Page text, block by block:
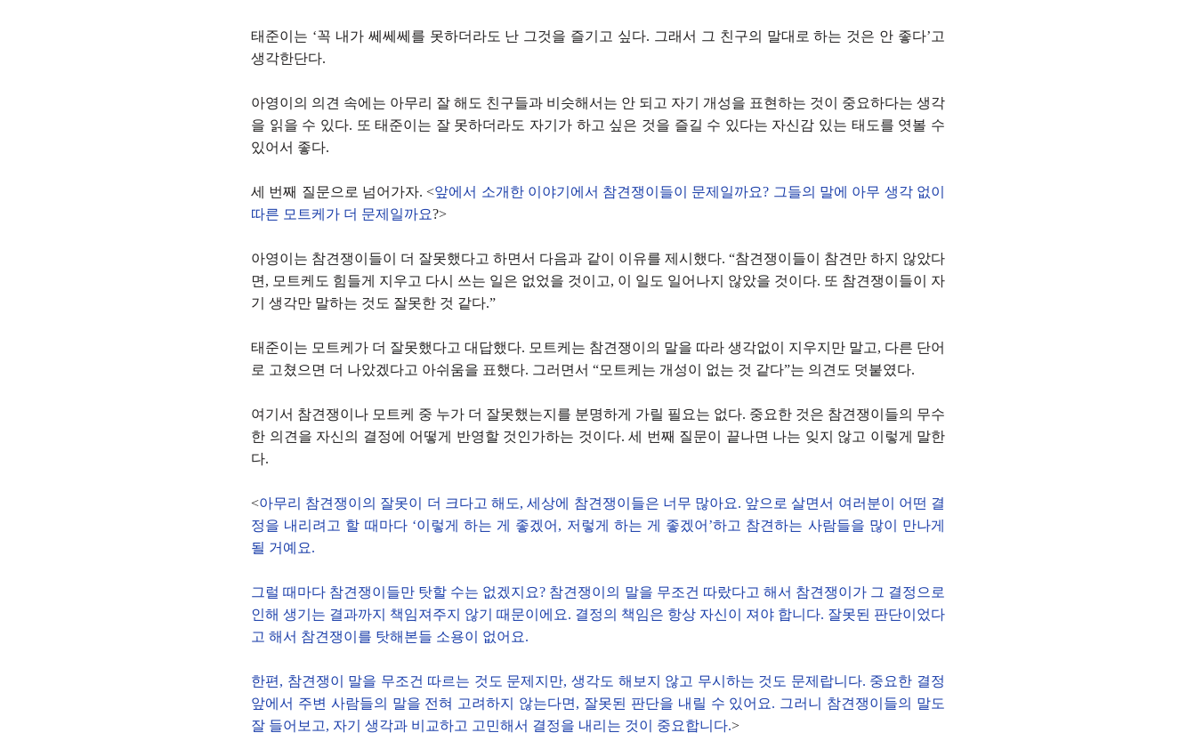
태준이는 ‘꼭 내가 쎄쎄쎄를 못하더라도 난 그것을 즐기고 싶다. 그래서 그 친구의 말대로 하는 것은 안 좋다’고
생각한단다.
아영이의 의견 속에는 아무리 잘 해도 친구들과 비슷해서는 안 되고 자기 개성을 표현하는 것이 중요하다는 생각
을 읽을 수 있다. 또 태준이는 잘 못하더라도 자기가 하고 싶은 것을 즐길 수 있다는 자신감 있는 태도를 엿볼 수
있어서 좋다.
세 번째 질문으로 넘어가자. <앞에서 소개한 이야기에서 참견쟁이들이 문제일까요? 그들의 말에 아무 생각 없이
따른 모트케가 더 문제일까요?>
아영이는 참견쟁이들이 더 잘못했다고 하면서 다음과 같이 이유를 제시했다. “참견쟁이들이 참견만 하지 않았다
면, 모트케도 힘들게 지우고 다시 쓰는 일은 없었을 것이고, 이 일도 일어나지 않았을 것이다. 또 참견쟁이들이 자
기 생각만 말하는 것도 잘못한 것 같다.”
태준이는 모트케가 더 잘못했다고 대답했다. 모트케는 참견쟁이의 말을 따라 생각없이 지우지만 말고, 다른 단어
로 고쳤으면 더 나았겠다고 아쉬움을 표했다. 그러면서 “모트케는 개성이 없는 것 같다”는 의견도 덧붙였다.
여기서 참견쟁이나 모트케 중 누가 더 잘못했는지를 분명하게 가릴 필요는 없다. 중요한 것은 참견쟁이들의 무수
한 의견을 자신의 결정에 어떻게 반영할 것인가하는 것이다. 세 번째 질문이 끝나면 나는 잊지 않고 이렇게 말한
다.
<아무리 참견쟁이의 잘못이 더 크다고 해도, 세상에 참견쟁이들은 너무 많아요. 앞으로 살면서 여러분이 어떤 결
정을 내리려고 할 때마다 ‘이렇게 하는 게 좋겠어, 저렇게 하는 게 좋겠어’하고 참견하는 사람들을 많이 만나게
될 거예요.
그럴 때마다 참견쟁이들만 탓할 수는 없겠지요? 참견쟁이의 말을 무조건 따랐다고 해서 참견쟁이가 그 결정으로
인해 생기는 결과까지 책임져주지 않기 때문이에요. 결정의 책임은 항상 자신이 져야 합니다. 잘못된 판단이었다
고 해서 참견쟁이를 탓해본들 소용이 없어요.
한편, 참견쟁이 말을 무조건 따르는 것도 문제지만, 생각도 해보지 않고 무시하는 것도 문제랍니다. 중요한 결정
앞에서 주변 사람들의 말을 전혀 고려하지 않는다면, 잘못된 판단을 내릴 수 있어요. 그러니 참견쟁이들의 말도
잘 들어보고, 자기 생각과 비교하고 고민해서 결정을 내리는 것이 중요합니다.>